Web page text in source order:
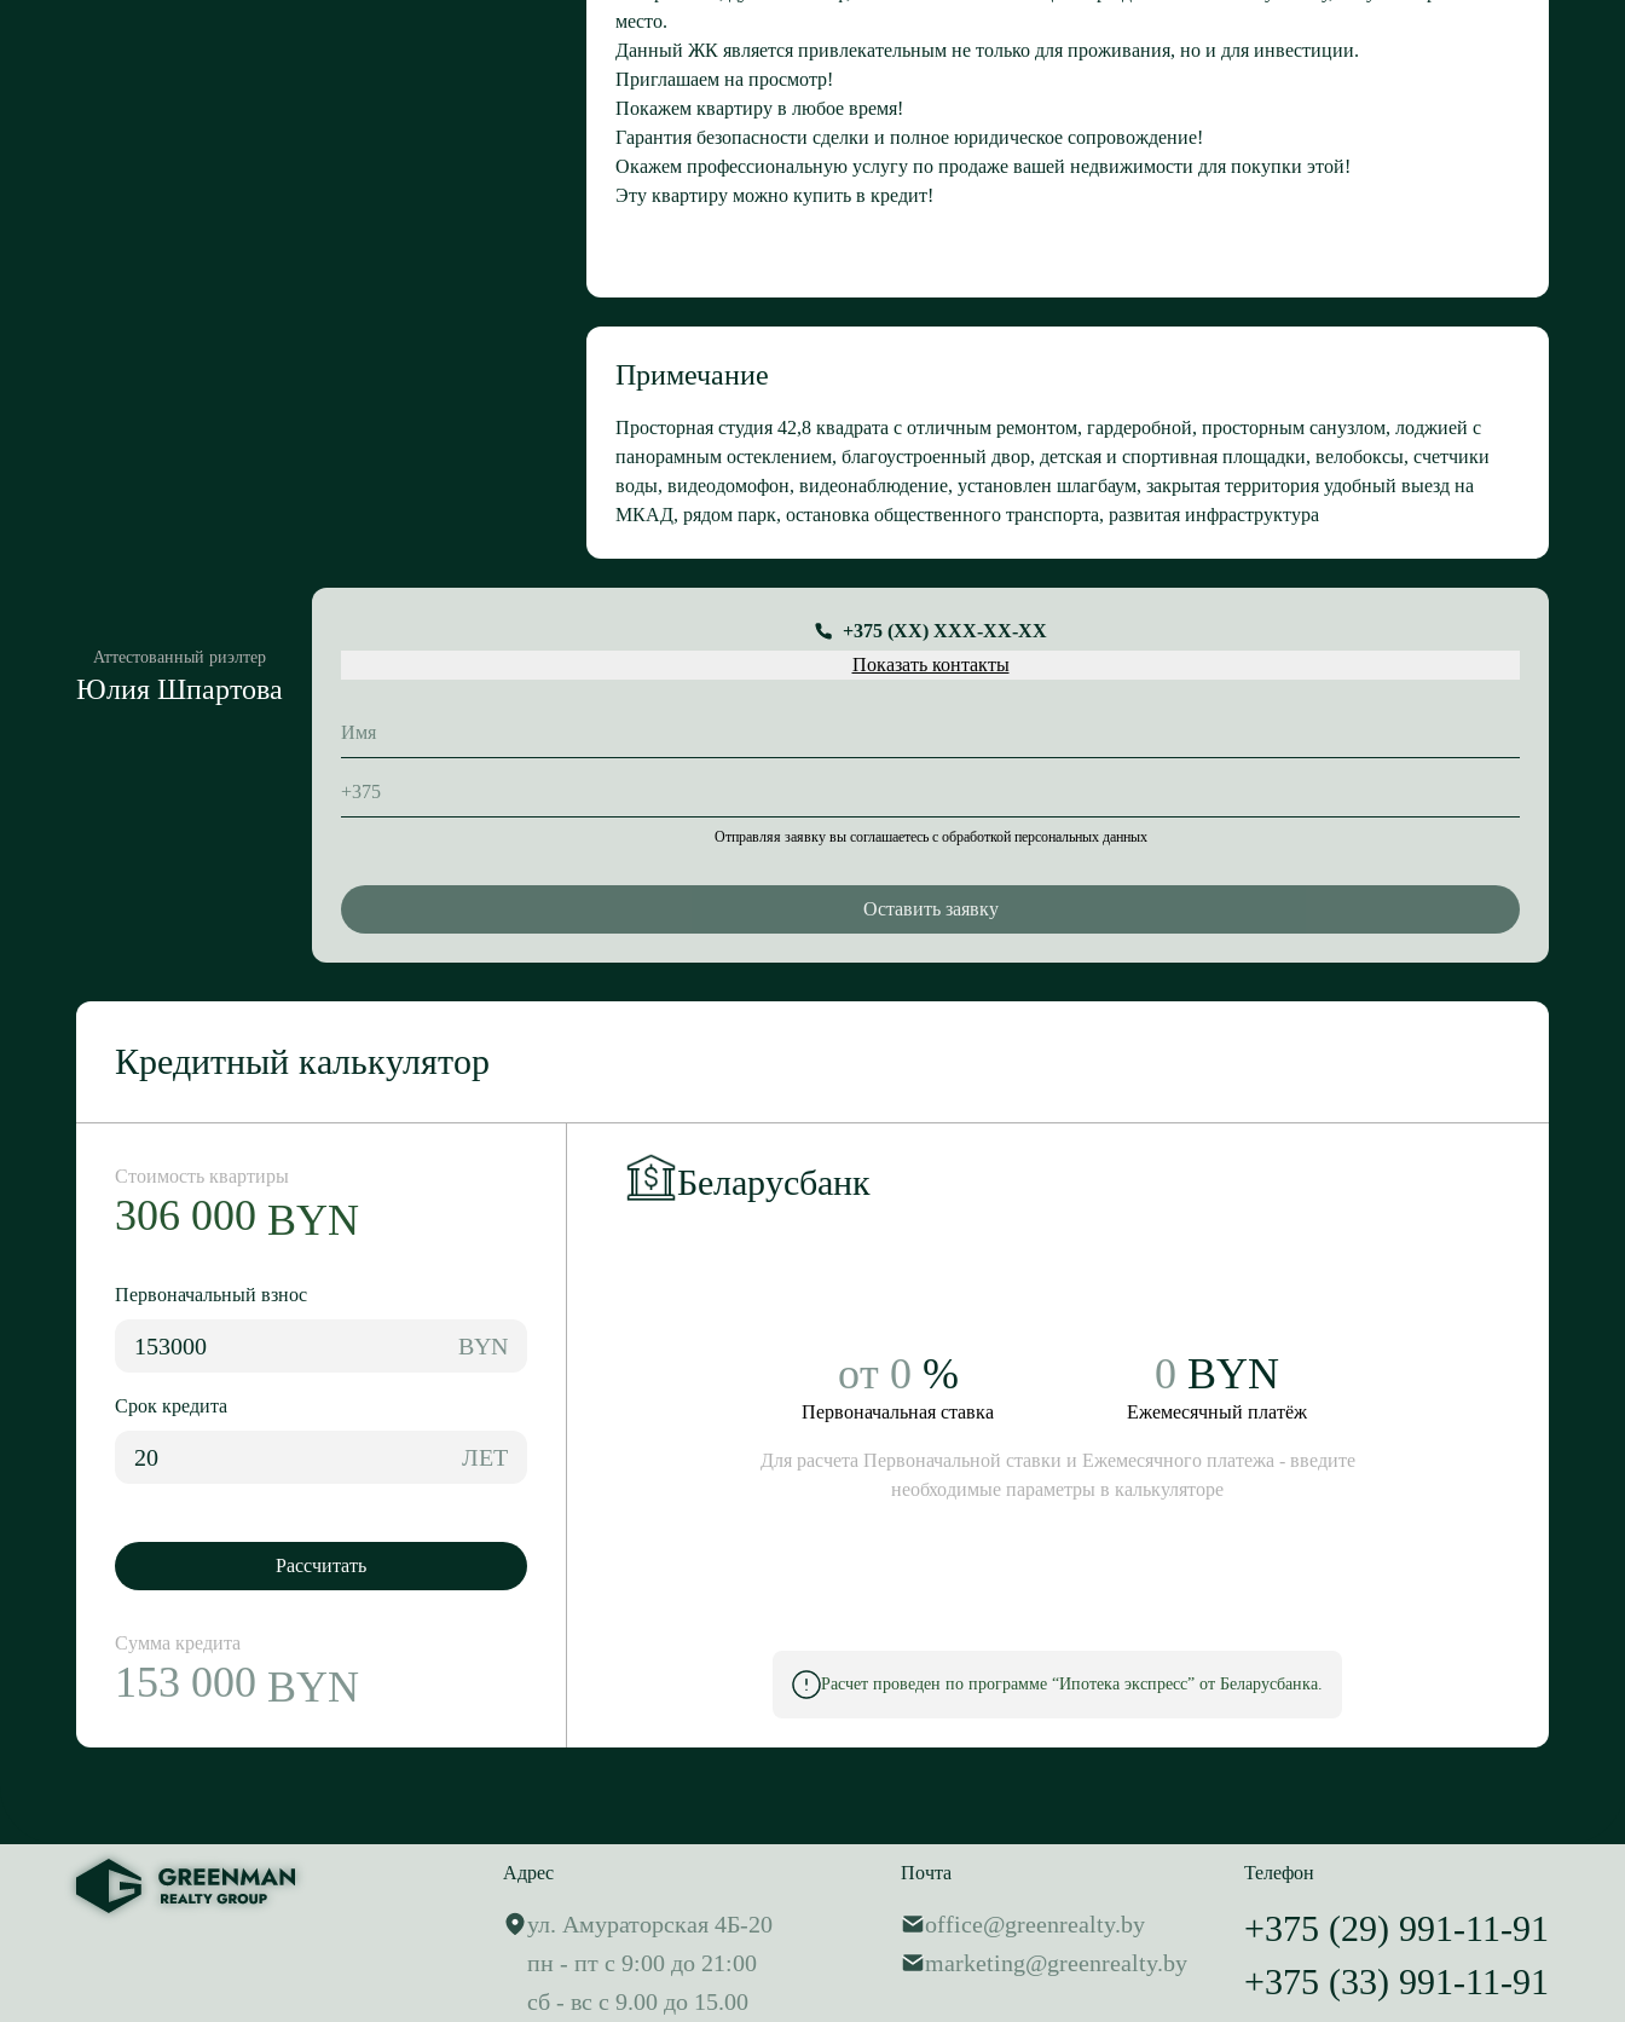
место.
Данный ЖК является привлекательным не только для проживания, но и для инвестиции.
Приглашаем на просмотр!
Покажем квартиру в любое время!
Гарантия безопасности сделки и полное юридическое сопровождение!
Окажем профессиональную услугу по продаже вашей недвижимости для покупки этой!
Эту квартиру можно купить в кредит!
Примечание
Просторная студия 42,8 квадрата с отличным ремонтом, гардеробной, просторным санузлом, лоджией с
панорамным остеклением, благоустроенный двор, детская и спортивная площадки, велобоксы, счетчики
воды, видеодомофон, видеонаблюдение, установлен шлагбаум, закрытая территория удобный выезд на
МКАД, рядом парк, остановка общественного транспорта, развитая инфраструктура
Аттестованный риэлтер
Юлия Шпартова
+375 (XX) XXX-XX-XX
Показать контакты
+375
Отправляя заявку вы соглашаетесь с обработкой персональных данных
Оставить заявку
Кредитный калькулятор
Стоимость квартиры
306 000 BYN
Первоначальный взнос
BYN
Срок кредита
ЛЕТ
Рассчитать
Сумма кредита
153 000 BYN
Беларусбанк
от 0 %
Первоначальная ставка
0 BYN
Ежемесячный платёж
Для расчета Первоначальной ставки и Ежемесячного платежа - введите
необходимые параметры в калькуляторе
Расчет проведен по программе “Ипотека экспресс” от Беларусбанка.
Адрес
ул. Амураторская 4Б-20
пн - пт с 9:00 до 21:00
сб - вс с 9.00 до 15.00
Почта
office@greenrealty.by
marketing@greenrealty.by
Телефон
+375 (29) 991-11-91
+375 (33) 991-11-91